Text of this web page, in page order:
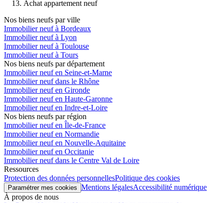
Achat appartement neuf
Nos biens neufs par ville
Immobilier neuf à Bordeaux
Immobilier neuf à Lyon
Immobilier neuf à Toulouse
Immobilier neuf à Tours
Nos biens neufs par département
Immobilier neuf en Seine-et-Marne
Immobilier neuf dans le Rhône
Immobilier neuf en Gironde
Immobilier neuf en Haute-Garonne
Immobilier neuf en Indre-et-Loire
Nos biens neufs par région
Immobilier neuf en Île-de-France
Immobilier neuf en Normandie
Immobilier neuf en Nouvelle-Aquitaine
Immobilier neuf en Occitanie
Immobilier neuf dans le Centre Val de Loire
Ressources
Protection des données personnellesPolitique des cookies
Paramétrer mes cookies Mentions légalesAccessibilité numérique
À propos de nous